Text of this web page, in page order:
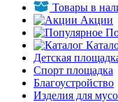
Товары в
Акции
Детская
Спорт площадка
Благоустройство
Изделия для